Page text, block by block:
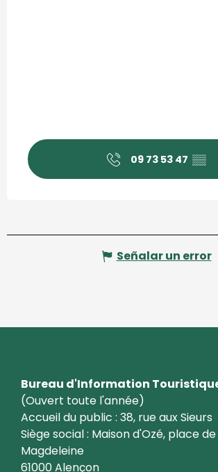
09 73 53 47 ▒▒
Señalar un error
Bureau d'Information
(Ouvert toute l'année)
Accueil du public : 38, rue aux Sieurs
Siège social : Maison d'Ozé, place
Magdeleine
61000 Alençon